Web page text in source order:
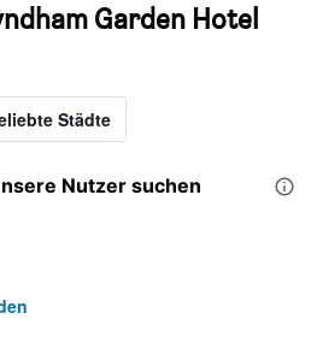
Garden Hotel
Städte
Nutzer suchen